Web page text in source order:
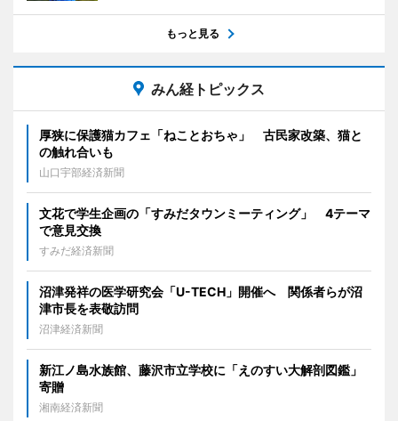
もっと見る
みん経トピックス
厚狭に保護猫カフェ「ねことおちゃ」 古民家改築、猫と
の触れ合いも
山口宇部経済新聞
文花で学生企画の「すみだタウンミーティング」 4テーマ
で意見交換
すみだ経済新聞
沼津発祥の医学研究会「U-TECH」開催へ 関係者らが沼
津市長を表敬訪問
沼津経済新聞
新江ノ島水族館、藤沢市立学校に「えのすい大解剖図鑑」
寄贈
湘南経済新聞